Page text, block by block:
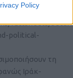
Policy
factsheets/securi
political-
τη
Ιράκ-